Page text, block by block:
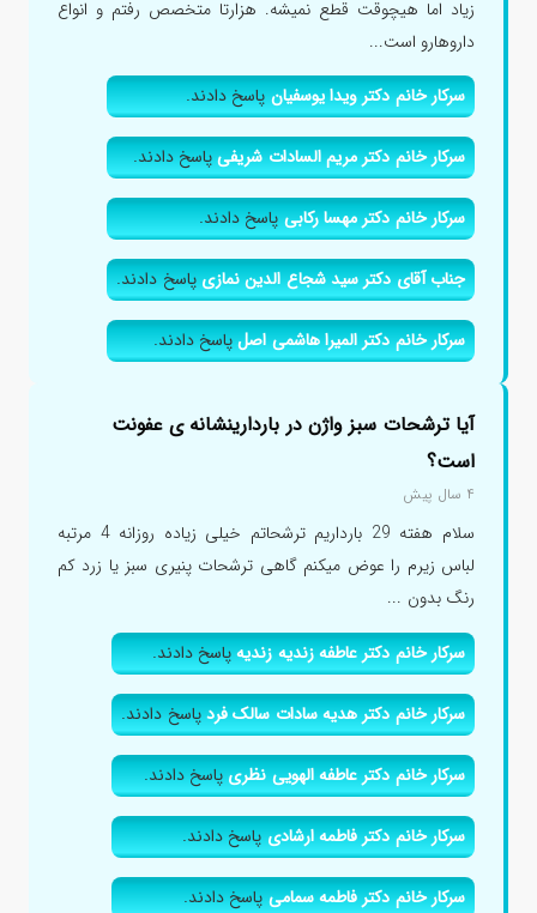
زیاد اما هیچوقت قطع نمیشه. هزارتا متخصص رفتم و انواع
داروهارو است...
سرکار خانم دکتر ویدا یوسفیانپاسخ دادند.
سرکار خانم دکتر مریم السادات شریفیپاسخ دادند.
سرکار خانم دکتر مهسا رکابیپاسخ دادند.
جناب آقای دکتر سید شجاع الدین نمازیپاسخ دادند.
سرکار خانم دکتر المیرا هاشمی اصلپاسخ دادند.
آیا ترشحات سبز واژن در باردارینشانه ی عفونت
است؟
۴ سال پیش
سلام هفته 29 بارداریم ترشحاتم خیلی زیاده روزانه 4 مرتبه
لباس زیرم را عوض میکنم گاهی ترشحات پنیری سبز یا زرد کم
رنگ بدون ...
سرکار خانم دکتر عاطفه زندیه زندیهپاسخ دادند.
سرکار خانم دکتر هدیه سادات سالک فردپاسخ دادند.
سرکار خانم دکتر عاطفه الهویی نظریپاسخ دادند.
سرکار خانم دکتر فاطمه ارشادیپاسخ دادند.
سرکار خانم دکتر فاطمه سمامیپاسخ دادند.